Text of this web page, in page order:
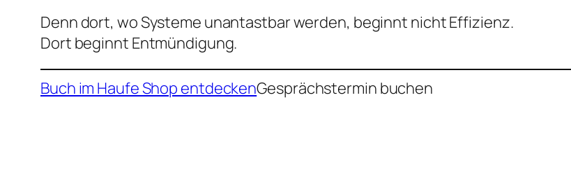
Denn dort, wo Systeme unantastbar werden, beginnt nicht Effizienz.
Dort beginnt Entmündigung.
Buch im Haufe Shop entdeckenGesprächstermin buchen